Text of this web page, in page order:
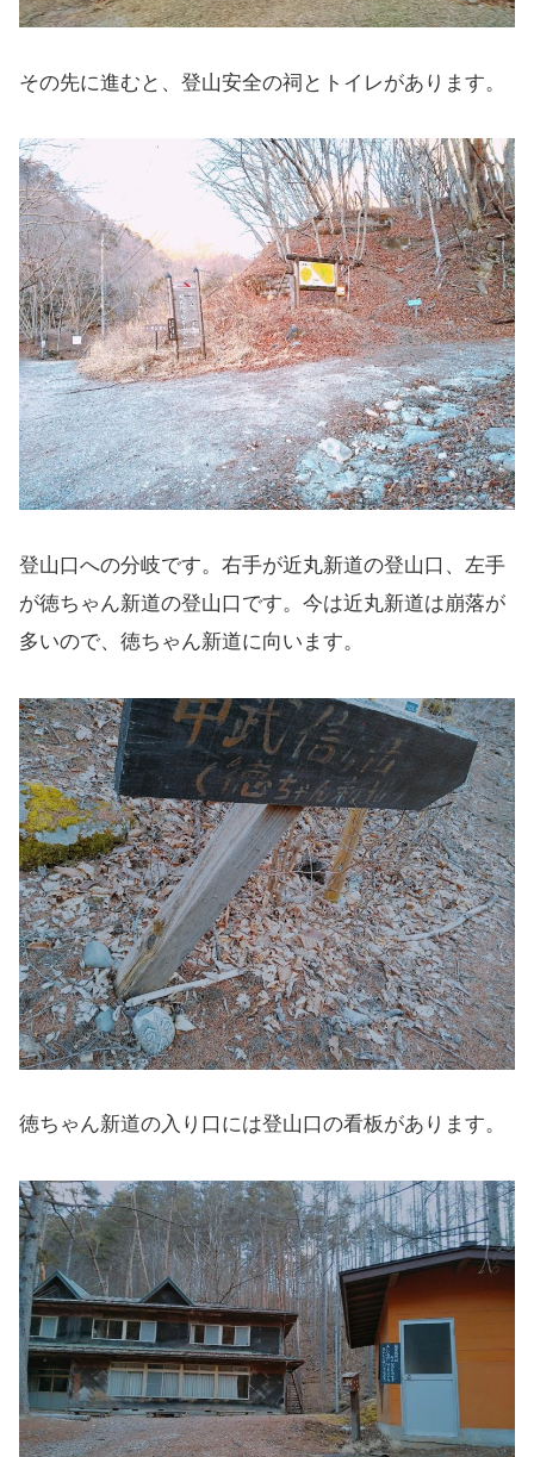
その先に進むと、登山安全の祠とトイレがあります。
登山口への分岐です。右手が近丸新道の登山口、左手
が徳ちゃん新道の登山口です。今は近丸新道は崩落が
多いので、徳ちゃん新道に向います。
徳ちゃん新道の入り口には登山口の看板があります。